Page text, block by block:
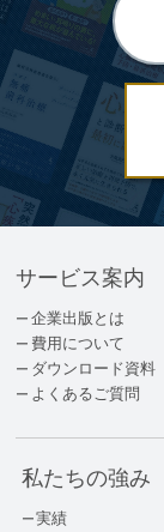
サービス案内
企業出版とは
費用について
ダウンロード資料
よくあるご質問
私たちの強み
実績